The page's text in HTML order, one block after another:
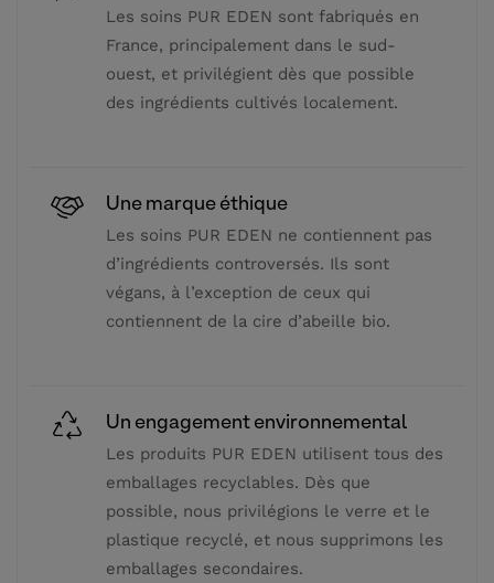
Les soins PUR EDEN sont fabriqués en
France, principalement dans le sud-
ouest, et privilégient dès que possible
des ingrédients cultivés localement.
Une marque éthique
Les soins PUR EDEN ne contiennent pas
d’ingrédients controversés. Ils sont
végans, à l’exception de ceux qui
contiennent de la cire d’abeille bio.
Un engagement environnemental
Les produits PUR EDEN utilisent tous des
emballages recyclables. Dès que
possible, nous privilégions le verre et le
plastique recyclé, et nous supprimons les
emballages secondaires.